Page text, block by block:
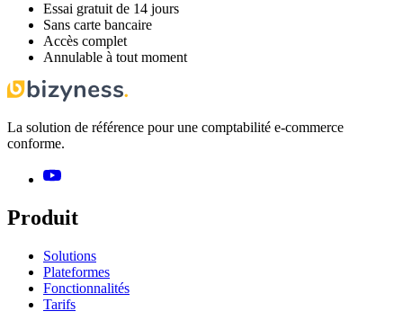
Essai gratuit de 14 jours
Sans carte bancaire
Accès complet
Annulable à tout moment
La solution de référence pour une comptabilité e-commerce
conforme.
Produit
Solutions
Plateformes
Fonctionnalités
Tarifs